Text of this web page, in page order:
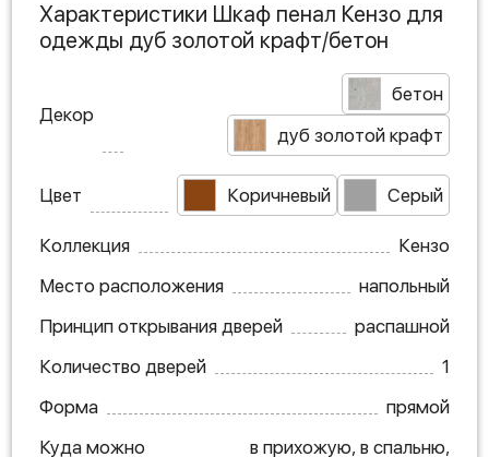
Характеристики Шкаф пенал Кензо для
одежды дуб золотой крафт/бетон
Декор
бетон
дуб золотой крафт
Цвет Коричневый Серый
Коллекция
Кензо
Место расположения
напольный
Принцип открывания дверей
распашной
Количество дверей
1
Форма
прямой
Куда можно
в прихожую, в спальню,